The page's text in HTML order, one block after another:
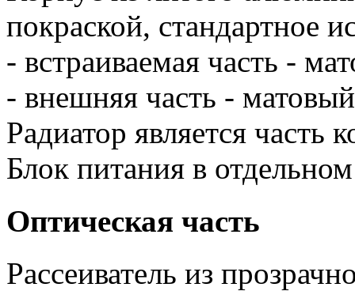
покраской, стандартное
- встраиваемая часть -
- внешняя часть -
Радиатор является часть
Блок питания в
Оптическая часть
Рассеиватель из